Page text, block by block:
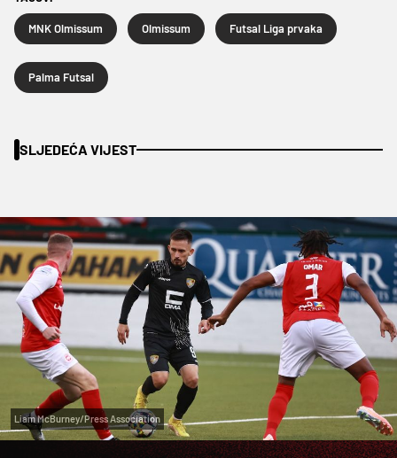
MNK Olmissum Olmissum Futsal Liga prvaka
Palma Futsal
SLJEDEĆA VIJEST
Liam McBurney/Press Association